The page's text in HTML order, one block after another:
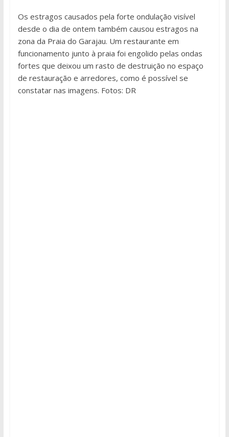
Os estragos causados pela forte ondulação visível
desde o dia de ontem também causou estragos na
zona da Praia do Garajau. Um restaurante em
funcionamento junto à praia foi engolido pelas ondas
fortes que deixou um rasto de destruição no espaço
de restauração e arredores, como é possível se
constatar nas imagens. Fotos: DR